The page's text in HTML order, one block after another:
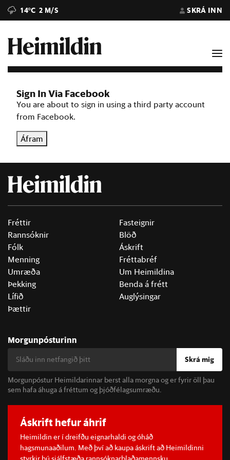
14°C 2 M/S SKRÁ INN
Sign In Via Facebook
You are about to sign in using a third party account
from Facebook.
Áfram
Fréttir
Rannsóknir
Fólk
Menning
Umræða
Þekking
Lífið
Þættir
Fasteignir
Blöð
Áskrift
Fréttabréf
Um Heimildina
Benda á frétt
Auglýsingar
Morgunpósturinn
Skrá mig
Morgunpóstur Heimildarinnar berst alla morgna og er fyrir öll þau
sem hafa áhuga á fréttum og þjóðfélagsumræðu.
Áskrift hefur áhrif
Heimildin er í dreifðu eignarhaldi og óháð
hagsmunaaðilum. Með því að kaupa áskrift að Heimildinni